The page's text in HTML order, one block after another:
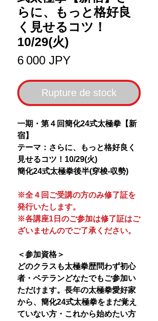
らに、もっと格好良
く見せるコツ！
10/29(火)
6 000 JPYPrix
Rupture de stock
一期・第４回簡化24式太極拳【新
宿】
テーマ：さらに、もっと格好良く
見せるコツ！10/29(火)
簡化24式太極拳後半(穿梭-収勢)
※全４回ご受講の方のみ修了証を
発行いたします。
※各講座1日のご参加は修了証はご
ざいませんのでご了承ください。
＜参加資格＞
どのクラスも太極拳歴問わず初心
者・ベテランどなたでもご参加い
ただけます。長年の太極拳愛好家
から、簡化24式太極拳をまだ覚え
ていない方・これから始めたい方